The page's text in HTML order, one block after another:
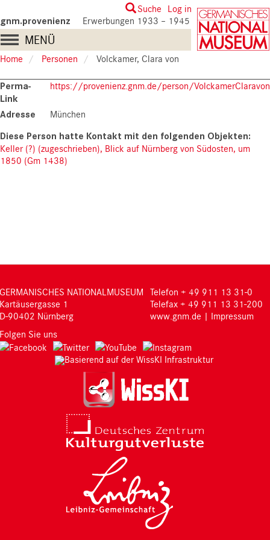
to
main
content
User
account
menu
Suche Log in
gnm.provenienz Erwerbungen 1933 – 1945
Main
navigation
MENÜ
Home Personen Volckamer, Clara von
Perma-
Link
https://provenienz.gnm.de/person/VolckamerClaravon
Adresse München
Keller (?) (zugeschrieben), Blick auf Nürnberg von Südosten, um
1850 (Gm 1438)
GERMANISCHES NATIONALMUSEUM
Kartäusergasse 1
D-90402 Nürnberg
Telefon + 49 911 13 31-0
Telefax + 49 911 13 31-200
www.gnm.de | Impressum
Folgen Sie uns
Basierend auf der WissKI Infrastruktur